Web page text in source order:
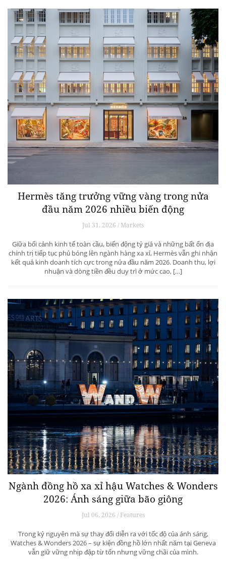
Hermès tăng trưởng vững vàng trong nửa
đầu năm 2026 nhiều biến động
Jul 31, 2026 / Markets
Giữa bối cảnh kinh tế toàn cầu, biến động tỷ giá và những bất ổn địa
chính trị tiếp tục phủ bóng lên ngành hàng xa xỉ, Hermès vẫn ghi nhận
kết quả kinh doanh tích cực trong nửa đầu năm 2026. Doanh thu, lợi
nhuận và dòng tiền đều duy trì ở mức cao, […]
Ngành đồng hồ xa xỉ hậu Watches & Wonders
2026: Ánh sáng giữa bão giông
Jul 06, 2026 / Features
Trong kỷ nguyên mà sự thay đổi diễn ra với tốc độ của ánh sáng,
Watches & Wonders 2026 – sự kiện đồng hồ lớn nhất năm tại Geneva
vẫn giữ vững nhịp đập từ tốn nhưng vững chãi của mình.